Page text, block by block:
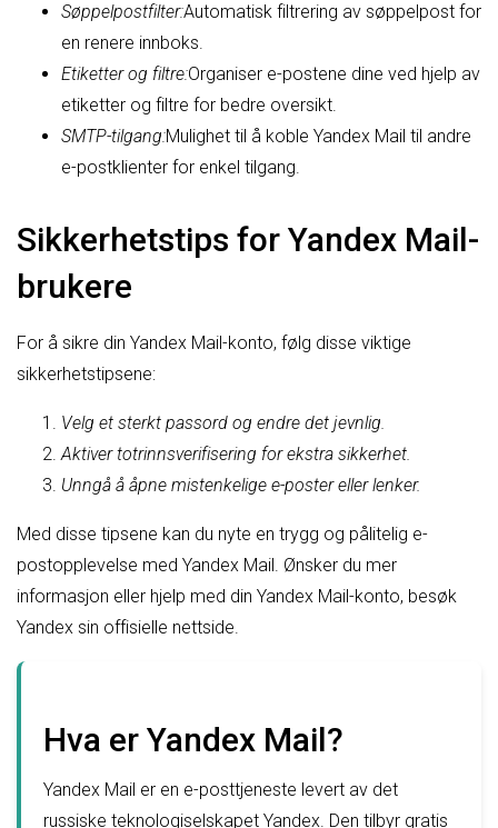
Søppelpostfilter:Automatisk filtrering av søppelpost for
en renere innboks.
Etiketter og filtre:Organiser e-postene dine ved hjelp av
etiketter og filtre for bedre oversikt.
SMTP-tilgang:Mulighet til å koble Yandex Mail til andre
e-postklienter for enkel tilgang.
Sikkerhetstips for Yandex Mail-
brukere
For å sikre din Yandex Mail-konto, følg disse viktige
sikkerhetstipsene:
Velg et sterkt passord og endre det jevnlig.
Aktiver totrinnsverifisering for ekstra sikkerhet.
Unngå å åpne mistenkelige e-poster eller lenker.
Med disse tipsene kan du nyte en trygg og pålitelig e-
postopplevelse med Yandex Mail. Ønsker du mer
informasjon eller hjelp med din Yandex Mail-konto, besøk
Yandex sin offisielle nettside.
Hva er Yandex Mail?
Yandex Mail er en e-posttjeneste levert av det
russiske teknologiselskapet Yandex. Den tilbyr gratis